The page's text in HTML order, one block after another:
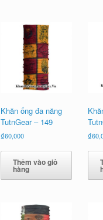
Khăn ống đa năng
TutnGear – 149
₫60,000
Thêm vào giỏ
hàng
₫